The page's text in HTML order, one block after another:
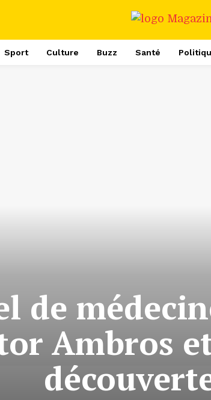
Sport Culture Buzz Santé
de
Ambros